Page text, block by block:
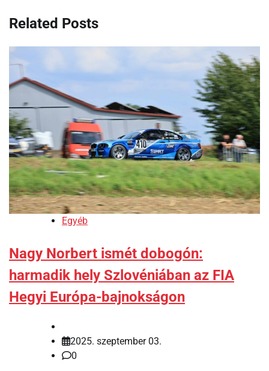
Related Posts
Egyéb
Nagy Norbert ismét dobogón:
harmadik hely Szlovéniában az FIA
Hegyi Európa-bajnokságon
2025. szeptember 03.
0